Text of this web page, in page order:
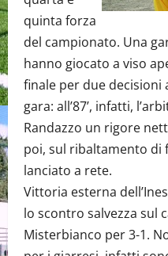
quinta forza
del campionato. Una
hanno giocato a viso
finale per due
gara: all’87’, infatti,
Randazzo un rigore
poi, sul ribaltamento di
lanciato a rete.
Vittoria esterna
lo scontro salvezza sul
Misterbianco per 3-1.